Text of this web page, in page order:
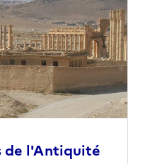
de l'Antiquité